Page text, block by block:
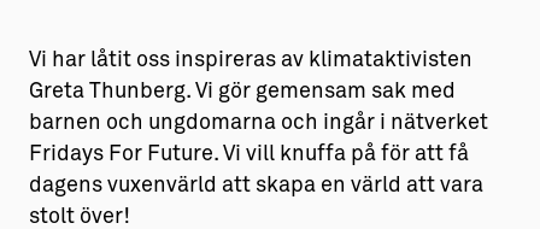
Almedalsveckan
Medeltidsveckan
Visby Centrum
Allt om livet på Ön
→ Fritidsliv
→ Föreningsliv
→ Idrottsliv
Vi har låtit oss inspireras av klimataktivisten
Greta Thunberg. Vi gör gemensam sak med
barnen och ungdomarna och ingår i nätverket
Fridays For Future. Vi vill knuffa på för att få
dagens vuxenvärld att skapa en värld att vara
stolt över!